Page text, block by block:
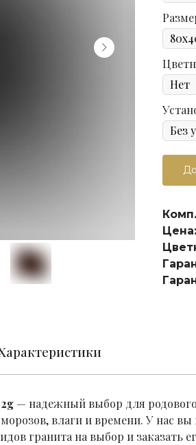
Цена:
— надежный выбор для
влаги и времени. У нас
гранита на выбор и заказать